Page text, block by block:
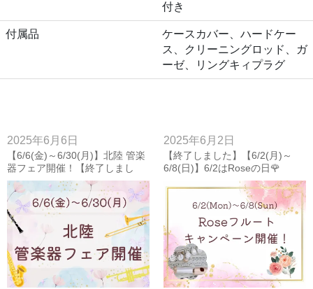
付き
付属品
ケースカバー、ハードケー
ス、クリーニングロッド、ガ
ーゼ、リングキィプラグ
2025年6月6日
【6/6(金)～6/30(月)】北陸 管楽
器フェア開催！【終了しまし
た】
2025年6月2日
【終了しました】【6/2(月)～
6/8(日)】6/2はRoseの日🌹
Roseフルート特別キャンペーン